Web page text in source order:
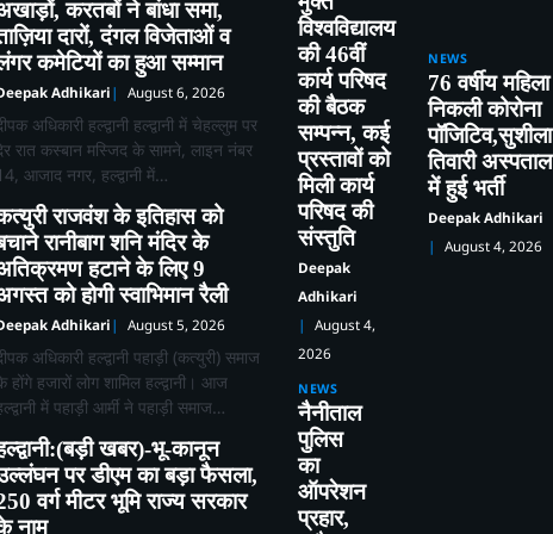
करतबों ने बांधा समा,
दारों, दंगल विजेताओं व
कमेटियों का हुआ सम्मान
Adhikari August 6, 2026
अधिकारी हल्द्वानी हल्द्वानी में चेहल्लुम पर
रात कस्बान मस्जिद के सामने, लाइन नंबर
आजाद नगर, हल्द्वानी में…
राजवंश के इतिहास को
रानीबाग शनि मंदिर के
हटाने के लिए 9
को होगी स्वाभिमान रैली
Adhikari August 5, 2026
अधिकारी हल्द्वानी पहाड़ी (कत्युरी) समाज
होंगे हजारों लोग शामिल हल्द्वानी। आज
में पहाड़ी आर्मी ने पहाड़ी समाज…
खबर)-भू-कानून
पर डीएम का बड़ा फैसला,
वर्ग मीटर भूमि राज्य सरकार
नाम
विश्वविद्यालय
की 46वीं
कार्य परिषद
की बैठक
सम्पन्न, कई
प्रस्तावों को
मिली कार्य
परिषद की
संस्तुति
Deepak
Adhikari
August 4,
2026
NEWS
76 वर्षीय महिला
निकली कोरोना
पॉजिटिव,सुशीला
तिवारी अस्पताल
में हुई भर्ती
Deepak Adhikari
August 4, 2026
NEWS
नैनीताल
पुलिस
का
ऑपरेशन
प्रहार,